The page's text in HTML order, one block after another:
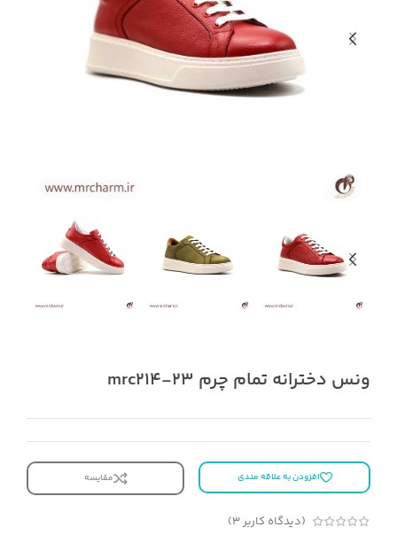
ونس دخترانه تمام چرم mrc214-23
افزودن به علاقه مندی مقایسه
(دیدگاه کاربر3
)